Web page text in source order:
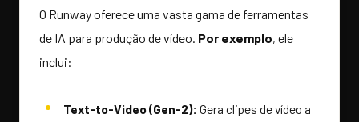
O Runway oferece uma vasta gama de ferramentas
de IA para produção de vídeo. Por exemplo, ele
inclui:
Text-to-Video (Gen-2): Gera clipes de vídeo a